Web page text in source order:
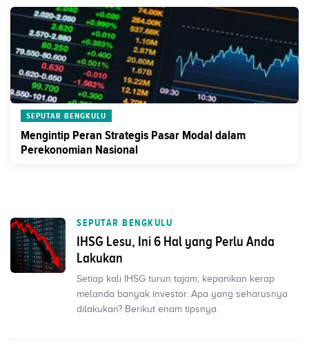
SEPUTAR BENGKULU
Mengintip Peran Strategis Pasar Modal dalam
Perekonomian Nasional
SEPUTAR BENGKULU
IHSG Lesu, Ini 6 Hal yang Perlu Anda
Lakukan
Setiap kali IHSG turun tajam, kepanikan kerap
melanda banyak investor. Apa yang seharusnya
dilakukan? Berikut enam tipsnya.